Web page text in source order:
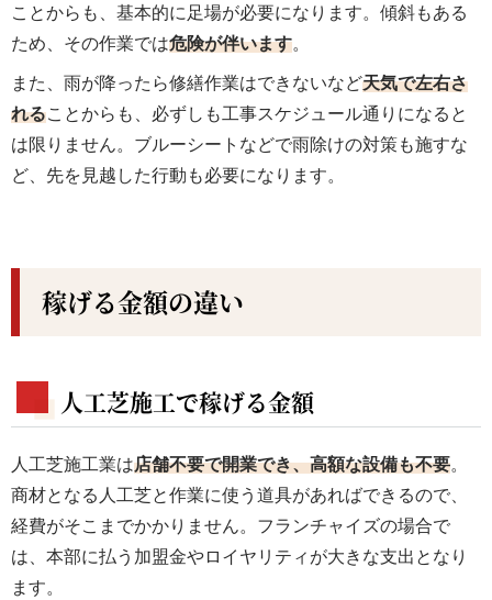
ことからも、基本的に足場が必要になります。傾斜もある
ため、その作業では危険が伴います。
また、雨が降ったら修繕作業はできないなど天気で左右さ
れることからも、必ずしも工事スケジュール通りになると
は限りません。ブルーシートなどで雨除けの対策も施すな
ど、先を見越した行動も必要になります。
稼げる金額の違い
人工芝施工で稼げる金額
人工芝施工業は店舗不要で開業でき、高額な設備も不要。
商材となる人工芝と作業に使う道具があればできるので、
経費がそこまでかかりません。フランチャイズの場合で
は、本部に払う加盟金やロイヤリティが大きな支出となり
ます。